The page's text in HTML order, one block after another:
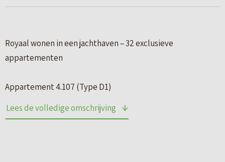
Royaal wonen in een jachthaven – 32 exclusieve
appartementen
Appartement 4.107 (Type D1)
KENMERKEN:
Lees de volledige omschrijving